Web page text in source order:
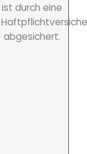
ist durch eine
abgesichert.